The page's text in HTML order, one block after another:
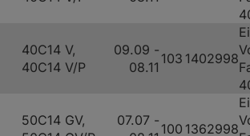
40C14 V,
40C14 V/P
09.09 -
08.11
103 1402998
50C14 GV,
07.07 -
100 1362998